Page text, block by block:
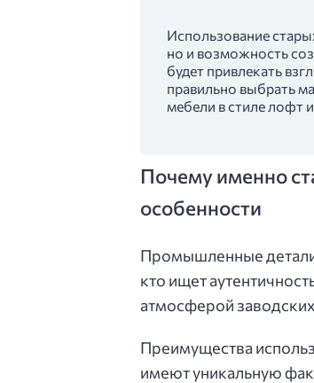
Использование
но и возможность
будет привлекать
правильно выбрать
мебели в стиле лофт
Почему именно
особенности
Промышленные детали
кто ищет
атмосферой
Преимущества
имеют уникальную